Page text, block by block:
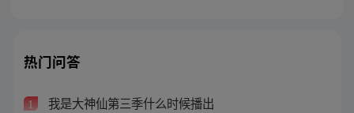
热门问答
1 我是大神仙第三季什么时候播出